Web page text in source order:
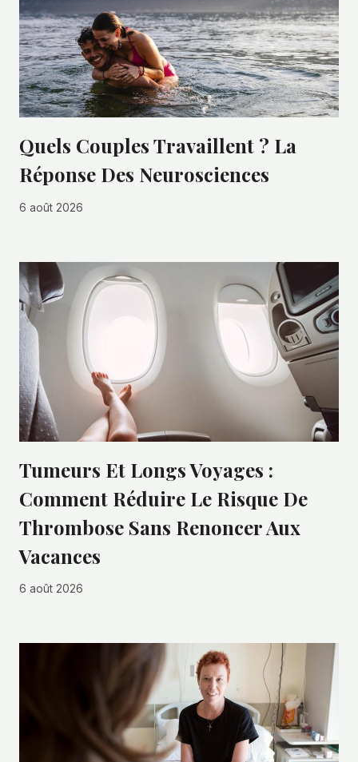
Quels Couples Travaillent ? La
Réponse Des Neurosciences
6 août 2026
Tumeurs Et Longs Voyages :
Comment Réduire Le Risque De
Thrombose Sans Renoncer Aux
Vacances
6 août 2026